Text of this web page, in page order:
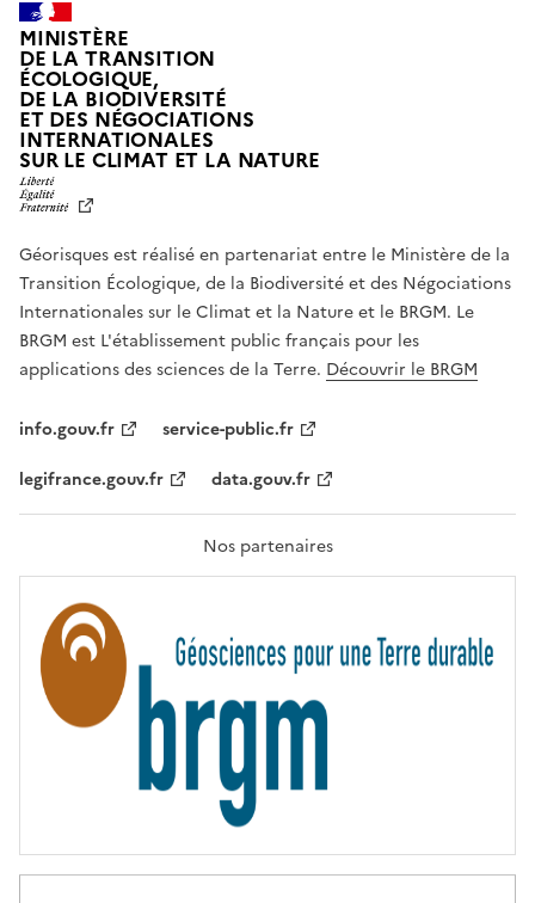
MINISTÈRE
DE LA TRANSITION
ÉCOLOGIQUE,
DE LA BIODIVERSITÉ
ET DES NÉGOCIATIONS
INTERNATIONALES
SUR LE CLIMAT ET LA NATUREL
T
É
,
É
G
A
L
F
A
T
R
T
É
Géorisques est réalisé en partenariat entre le Ministère de la
Transition Écologique, de la Biodiversité et des Négociations
Internationales sur le Climat et la Nature et le BRGM. Le
BRGM est L'établissement public français pour les
applications des sciences de la Terre. Découvrir le BRGM
info.gouv.fr
service-public.fr
legifrance.gouv.fr
data.gouv.fr
Nos partenaires